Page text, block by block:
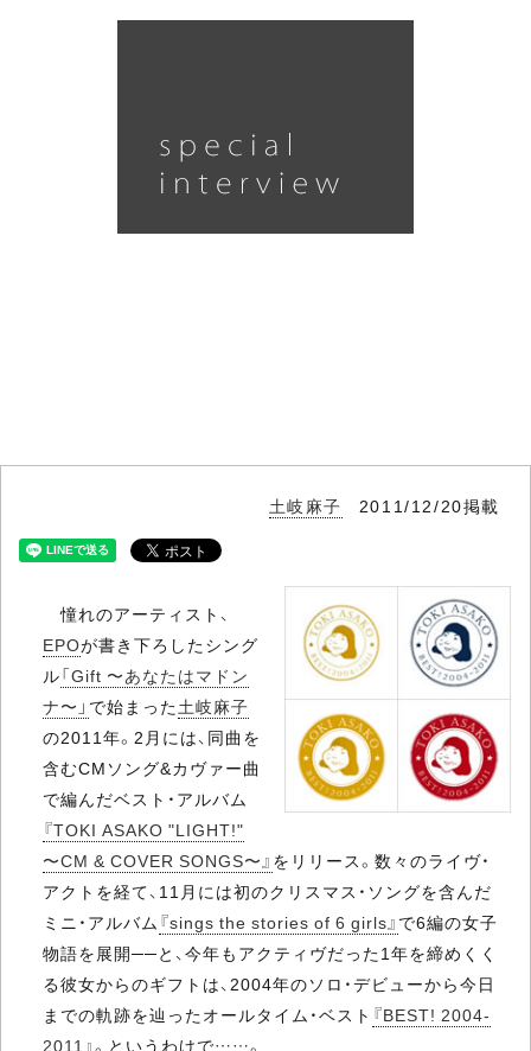
土岐麻子 2011/12/20掲載
憧れのアーティスト、
EPOが書き下ろしたシング
ル「Gift 〜あなたはマドン
ナ〜」 で始まった土岐麻子
の2011年。2月には、同曲を
含むCMソング&カヴァー曲
で編んだベスト・アルバム
『TOKI ASAKO "LIGHT!"
〜CM & COVER SONGS〜』 をリリース。数々のライヴ・
アクトを経て、11月には初のクリスマス・ソングを含んだ
ミニ・アルバム 『sings the stories of 6 girls』 で6編の女子
物語を展開──と、今年もアクティヴだった1年を締めくく
る彼女からのギフトは、2004年のソロ・デビューから今日
までの軌跡を辿ったオールタイム・ベスト 『BEST! 2004-
2011』。というわけで……。